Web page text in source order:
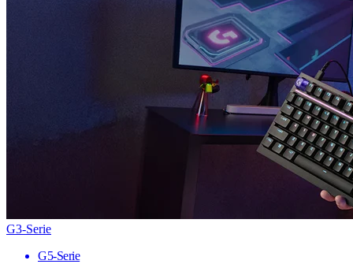
G3-Serie
G5-Serie